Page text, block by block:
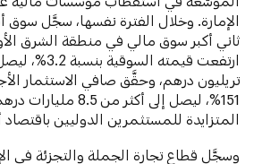
الإمارة. وخلال الفترة نفسها، سجَّل سوق
ثاني أكبر سوق مالي في منطقة الشرق
تريليون درهم، وحقَّق صافي الاستثمار
151%، ليصل إلى أكثر من
المتزايدة للمستثمرين الدوليين باقتصاد
وسجَّل قطاع تجارة الجملة والتجزئة في